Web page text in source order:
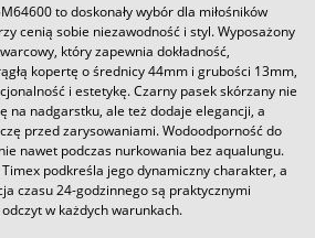
to doskonały wybór dla miłośników
cenią sobie niezawodność i styl. Wyposażony
który zapewnia dokładność,
kopertę o średnicy 44mm i grubości 13mm,
i estetykę. Czarny pasek skórzany nie
na nadgarstku, ale też dodaje elegancji, a
przed zarysowaniami. Wodoodporność do
nawet podczas nurkowania bez aqualungu.
podkreśla jego dynamiczny charakter, a
czasu 24-godzinnego są praktycznymi
w każdych warunkach.